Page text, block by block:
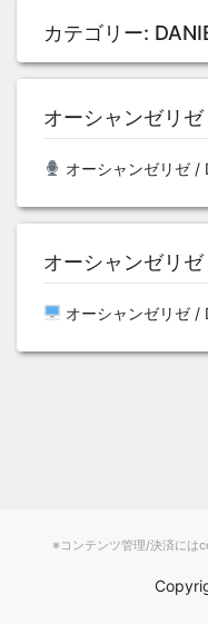
カテゴリー:
オーシャンゼリ
オーシャンゼリゼ /
オーシャンゼリ
オーシャンゼリゼ /
※コンテンツ管理/決済には